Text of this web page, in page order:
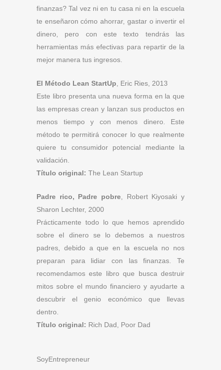
finanzas? Tal vez ni en tu casa ni en la escuela
te enseñaron cómo ahorrar, gastar o invertir el
dinero, pero con este texto tendrás las
herramientas más efectivas para repartir de la
mejor manera tus ingresos.
El Método Lean StartUp , Eric Ries, 2013
Este libro presenta una nueva forma en la que
las empresas crean y lanzan sus productos en
menos tiempo y con menos dinero. Este
método te permitirá conocer lo que realmente
quiere tu consumidor potencial mediante la
validación.
Título original: The Lean Startup
Padre rico, Padre pobre , Robert Kiyosaki y
Sharon Lechter, 2000
Prácticamente todo lo que hemos aprendido
sobre el dinero se lo debemos a nuestros
padres, debido a que en la escuela no nos
preparan para lidiar con las finanzas. Te
recomendamos este libro que busca destruir
mitos sobre el mundo financiero y ayudarte a
descubrir el genio económico que llevas
dentro.
Título original: Rich Dad, Poor Dad
SoyEntrepreneur